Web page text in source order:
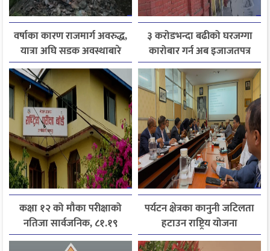
वर्षाका कारण राजमार्ग अवरुद्ध,
यात्रा अघि सडक अवस्थाबारे
जानकारी लिन आग्रह
३ करोडभन्दा बढीको घरजग्गा
कारोबार गर्न अब इजाजतपत्र
अनिवार्य
कक्षा १२ को मौका परीक्षाको
नतिजा सार्वजनिक, ८१.१९
प्रतिशत विद्यार्थी उत्तीर्ण
पर्यटन क्षेत्रका कानुनी जटिलता
हटाउन राष्ट्रिय योजना
आयोगसमक्ष होटल संघ